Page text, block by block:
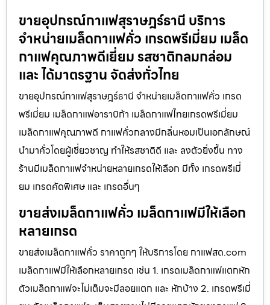
ขายอุปกรณ์กาแฟสุราษฎร์ธานี บริการ
จำหน่ายเมล็ดกาแฟคั่ว เกรดพรีเมี่ยม เมล็ด
กาแฟคุณภาพดีเยี่ยม รสชาติกลมกล่อม
และ ได้มาตรฐาน จัดส่งทั่วไทย
ขายอุปกรณ์กาแฟสุราษฎร์ธานี จำหน่ายเมล็ดกาแฟคั่ว เกรด
พรีเมี่ยม เมล็ดกาแฟอาราบิก้า เมล็ดกาแฟไทยเกรดพรีเมี่ยม
เมล็ดกาแฟคุณภาพดี กาแฟคั่วกลางมีกลิ่นหอมเป็นเอกลักษณ์
นำมาคั่วโดยผู้เชี่ยวชาญ ทำให้รสชาติดี และ ลงตัวยิ่งขึ้น ทาง
ร้านมีเมล็ดกาแฟจำหน่ายหลายเกรดให้เลือก มีทั้ง เกรดพรีเมี่
ยม เกรดคัดพิเศษ และ เกรดอื่นๆ
ขายส่งเมล็ดกาแฟคั่ว เมล็ดกาแฟมีให้เลือก
หลายเกรด
ขายส่งเมล็ดกาแฟคั่ว ราคาถูกๆ ให้บริการโดย กาแฟสด.com
เมล็ดกาแฟมีให้เลือกหลายเกรด เช่น 1. เกรดเมล็ดกาแฟแตกหัก
ตัวเมล็ดกาแฟจะไม่เต็มจะมีลอยแตก และ หักบ้าง 2. เกรดพรีเมี่